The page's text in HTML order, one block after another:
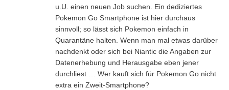
u.U. einen neuen Job suchen. Ein dediziertes
Pokemon Go Smartphone ist hier durchaus
sinnvoll; so lässt sich Pokemon einfach in
Quarantäne halten. Wenn man mal etwas darüber
nachdenkt oder sich bei Niantic die Angaben zur
Datenerhebung und Herausgabe eben jener
durchliest … Wer kauft sich für Pokemon Go nicht
extra ein Zweit-Smartphone?